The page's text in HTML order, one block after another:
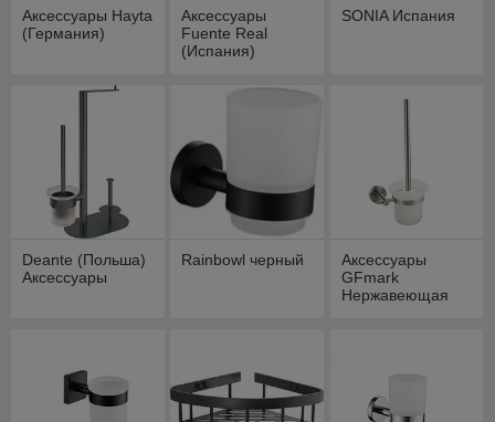
Аксессуары Hayta
(Германия)
Аксессуары
Fuente Real
(Испания)
SONIA Испания
Deante (Польша)
Аксессуары
Rainbowl черный
Аксессуары
GFmark
Нержавеющая